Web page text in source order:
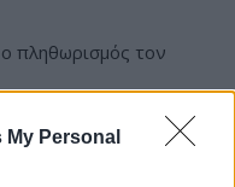
Personalτον Ιούλιο